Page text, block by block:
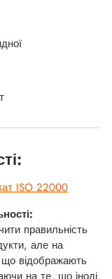
ISO 22000
правильність
але на
відображають